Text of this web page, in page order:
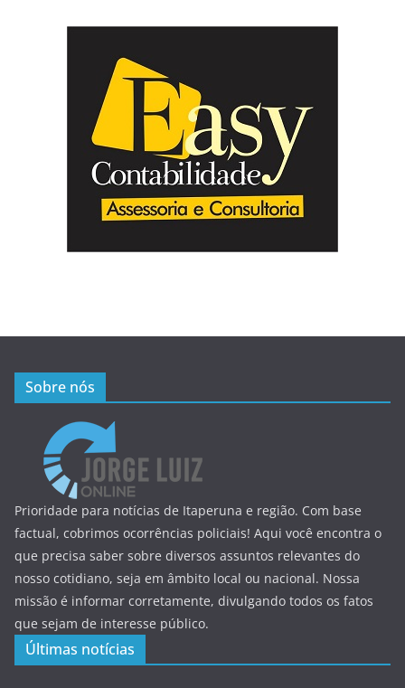
Sobre nós
Prioridade para notícias de Itaperuna e região. Com base
factual, cobrimos ocorrências policiais! Aqui você encontra o
que precisa saber sobre diversos assuntos relevantes do
nosso cotidiano, seja em âmbito local ou nacional. Nossa
missão é informar corretamente, divulgando todos os fatos
que sejam de interesse público.
Últimas notícias